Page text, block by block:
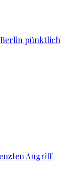
pünktlich
Angriff